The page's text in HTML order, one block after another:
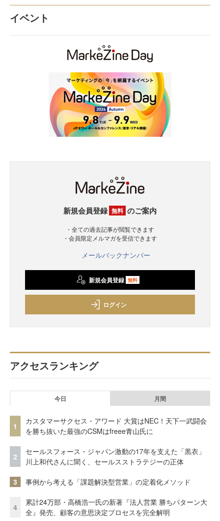
イベント
新規会員登録 無料 のご案内
・全ての過去記事が閲覧できます
・会員限定メルマガを受信できます
メールバックナンバー
新規会員登録 無料
ログイン
アクセスランキング
今日 月間
1
カスタマーサクセス・アワード 大賞はNEC！天下一武闘会
を勝ち抜いた最強のCSMはfreee青山氏に
2
セールスフォース・ジャパン激動の17年を支えた「黒衣」
川上和代さんに聞く、セールスストラテジーの正体
3 事例から考える「課題解決型営業」の定着化メソッド
4
累計24万部・高橋浩一氏の新著『法人営業 勝ちパターン大
全』発売、顧客の意思決定プロセスを完全解明